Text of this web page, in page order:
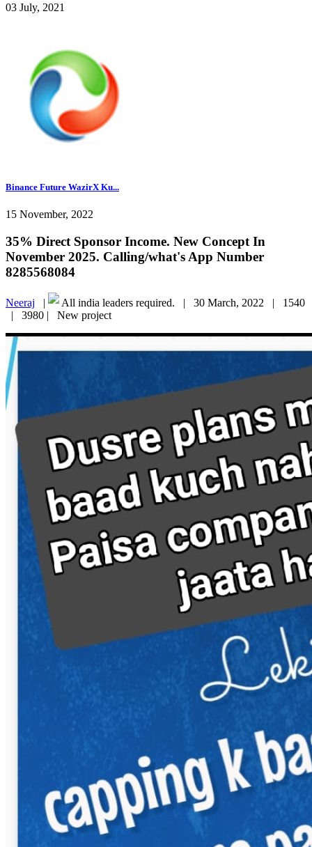
03 July, 2021
Binance Future WazirX Ku...
15 November, 2022
35% Direct Sponsor Income. New Concept In
November 2025. Calling/what's App Number
8285568084
Neeraj | All india leaders required. | 30 March, 2022 | 1540
| 3980 | New project